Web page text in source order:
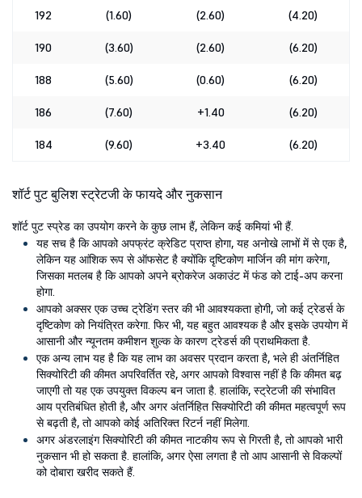
192 (1.60) (2.60) (4.20)
190 (3.60) (2.60) (6.20)
188 (5.60) (0.60) (6.20)
186 (7.60) +1.40 (6.20)
184 (9.60) +3.40 (6.20)
शॉर्ट पुट बुलिश स्ट्रेटजी के फायदे और नुकसान
शॉर्ट पुट स्प्रेड का उपयोग करने के कुछ लाभ हैं, लेकिन कई कमियां भी हैं.
यह सच है कि आपको अपफ्रंट क्रेडिट प्राप्त होगा, यह अनोखे लाभों में से एक है,
लेकिन यह आंशिक रूप से ऑफसेट है क्योंकि दृष्टिकोण मार्जिन की मांग करेगा,
जिसका मतलब है कि आपको अपने ब्रोकरेज अकाउंट में फंड को टाई-अप करना
होगा.
आपको अक्सर एक उच्च ट्रेडिंग स्तर की भी आवश्यकता होगी, जो कई ट्रेडर्स के
दृष्टिकोण को नियंत्रित करेगा. फिर भी, यह बहुत आवश्यक है और इसके उपयोग में
आसानी और न्यूनतम कमीशन शुल्क के कारण ट्रेडर्स की प्राथमिकता है.
एक अन्य लाभ यह है कि यह लाभ का अवसर प्रदान करता है, भले ही अंतर्निहित
सिक्योरिटी की कीमत अपरिवर्तित रहे, अगर आपको विश्वास नहीं है कि कीमत बढ़
जाएगी तो यह एक उपयुक्त विकल्प बन जाता है. हालांकि, स्ट्रेटजी की संभावित
आय प्रतिबंधित होती है, और अगर अंतर्निहित सिक्योरिटी की कीमत महत्वपूर्ण रूप
से बढ़ती है, तो आपको कोई अतिरिक्त रिटर्न नहीं मिलेगा.
अगर अंडरलाइंग सिक्योरिटी की कीमत नाटकीय रूप से गिरती है, तो आपको भारी
नुकसान भी हो सकता है. हालांकि, अगर ऐसा लगता है तो आप आसानी से विकल्पों
को दोबारा खरीद सकते हैं.